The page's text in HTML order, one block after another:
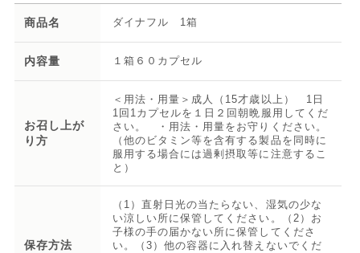
商品名 ダイナフル 1箱
内容量 １箱６０カプセル
お召し上が
り方
＜用法・用量＞成人（15才歳以上） 1日
1回1カプセルを１日２回朝晩服用してくだ
さい。 ・用法・用量をお守りください。
（他のビタミン等を含有する製品を同時に
服用する場合には過剰摂取等に注意するこ
と）
保存方法
（1）直射日光の当たらない、湿気の少な
い涼しい所に保管してください。（2）お
子様の手の届かない所に保管してくださ
い。（3）他の容器に入れ替えないでくだ